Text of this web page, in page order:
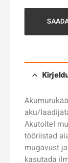
aku/
Akutoitel
tööriistad
mugavust
kasutada